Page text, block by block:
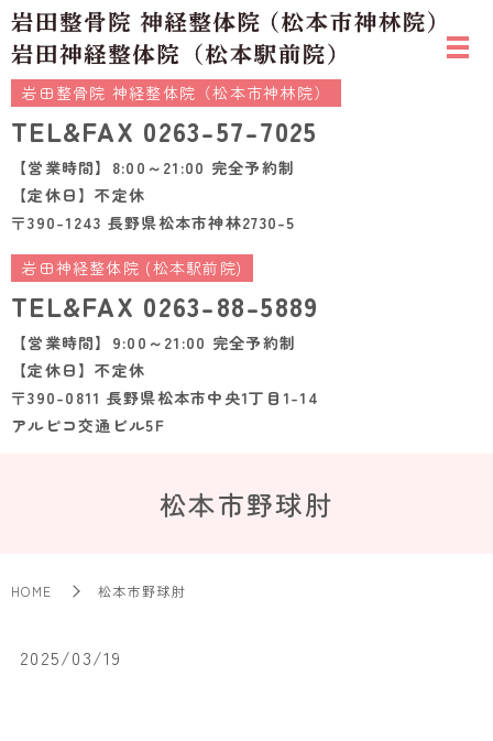
岩田整骨院 神経整体院（松本市神林院）
TEL&FAX 0263-57-7025
【営業時間】8:00～21:00 完全予約制
【定休日】不定休
〒390-1243 長野県松本市神林2730-5
岩田神経整体院 (松本駅前院)
TEL&FAX 0263-88-5889
【営業時間】9:00～21:00 完全予約制
【定休日】不定休
〒390-0811 長野県松本市中央1丁目1-14
アルピコ交通ビル5F
松本市野球肘
HOME 松本市野球肘
2025/03/19